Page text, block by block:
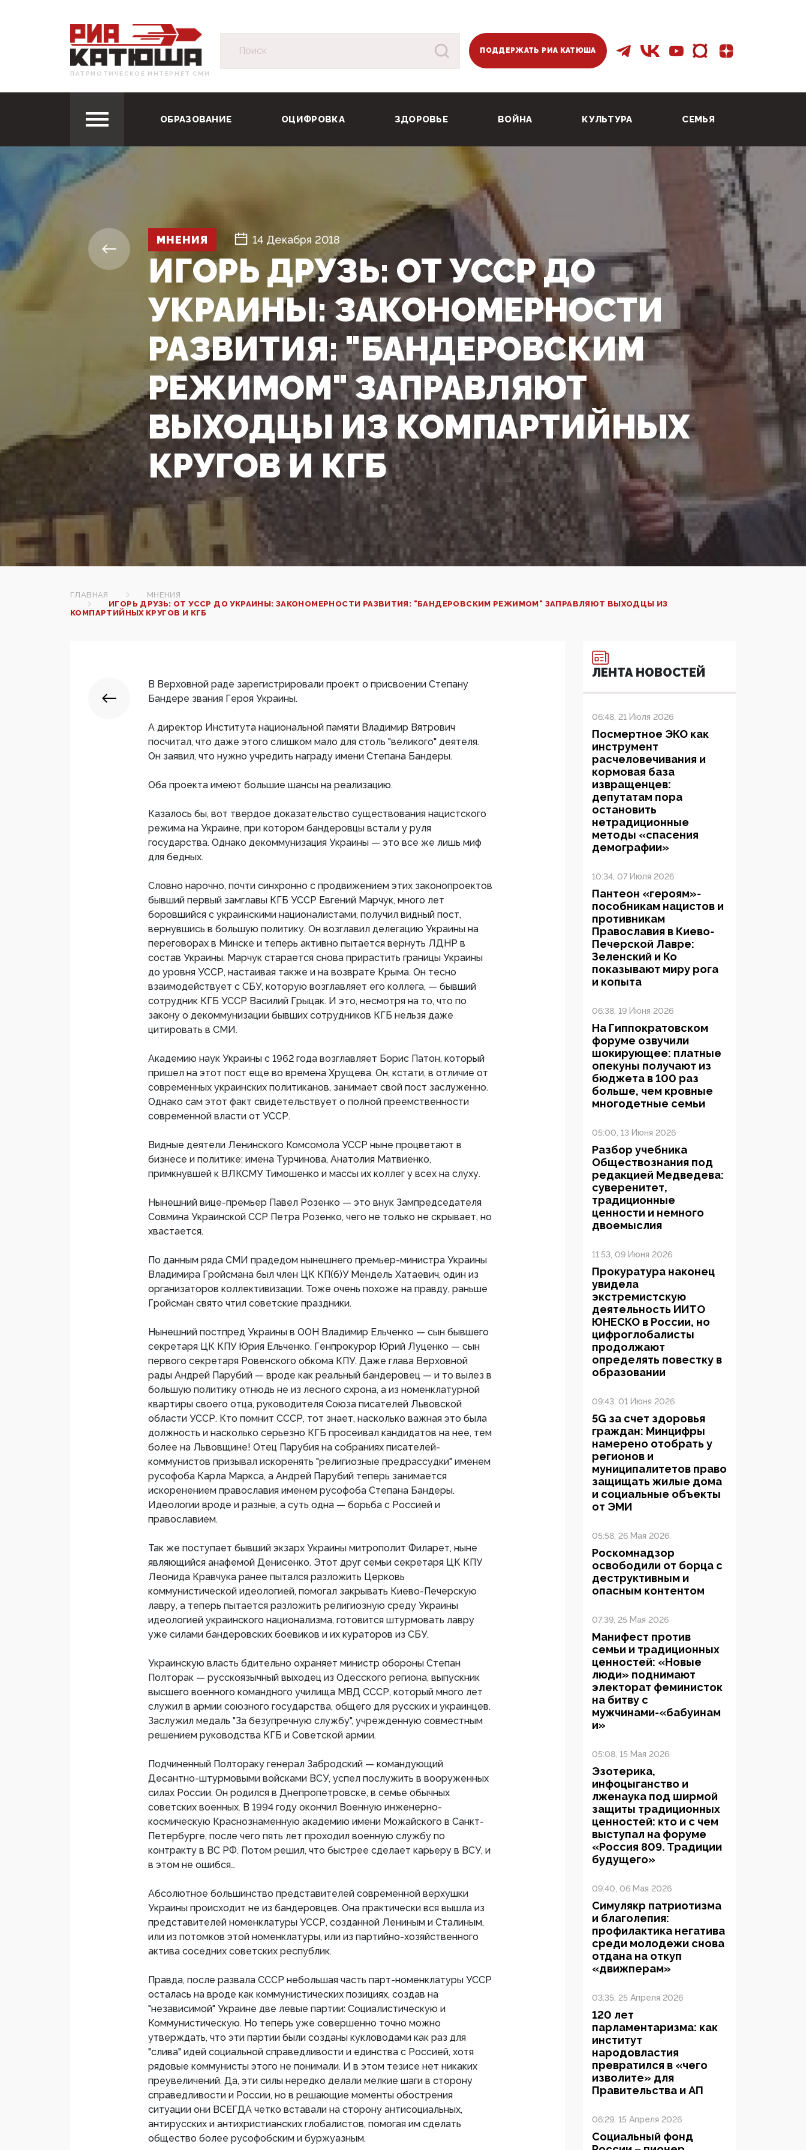
ПАТРИОТИЧЕСКОЕ ИНТЕРНЕТ СМИ
ПОДДЕРЖАТЬ РИА КАТЮША
ОБРАЗОВАНИЕ ОЦИФРОВКА ЗДОРОВЬЕ ВОЙНА КУЛЬТУРА СЕМЬЯ
МНЕНИЯ 14 Декабря 2018
ИГОРЬ ДРУЗЬ: ОТ УССР ДО
УКРАИНЫ: ЗАКОНОМЕРНОСТИ
РАЗВИТИЯ: "БАНДЕРОВСКИМ
РЕЖИМОМ" ЗАПРАВЛЯЮТ
ВЫХОДЦЫ ИЗ КОМПАРТИЙНЫХ
КРУГОВ И КГБ
ГЛАВНАЯ
МНЕНИЯ
ИГОРЬ ДРУЗЬ: ОТ УССР ДО УКРАИНЫ: ЗАКОНОМЕРНОСТИ РАЗВИТИЯ: "БАНДЕРОВСКИМ РЕЖИМОМ" ЗАПРАВЛЯЮТ ВЫХОДЦЫ ИЗ
КОМПАРТИЙНЫХ КРУГОВ И КГБ
В Верховной раде зарегистрировали проект о присвоении Степану
Бандере звания Героя Украины.
А директор Института национальной памяти Владимир Вятрович
посчитал, что даже этого слишком мало для столь "великого" деятеля.
Он заявил, что нужно учредить награду имени Степана Бандеры.
Оба проекта имеют большие шансы на реализацию.
Казалось бы, вот твердое доказательство существования нацистского
режима на Украине, при котором бандеровцы встали у руля
государства. Однако декоммунизация Украины — это все же лишь миф
для бедных.
Словно нарочно, почти синхронно с продвижением этих законопроектов
бывший первый замглавы КГБ УССР Евгений Марчук, много лет
боровшийся с украинскими националистами, получил видный пост,
вернувшись в большую политику. Он возглавил делегацию Украины на
переговорах в Минске и теперь активно пытается вернуть ЛДНР в
состав Украины. Марчук старается снова прирастить границы Украины
до уровня УССР, настаивая также и на возврате Крыма. Он тесно
взаимодействует с СБУ, которую возглавляет его коллега, — бывший
сотрудник КГБ УССР Василий Грыцак. И это, несмотря на то, что по
закону о декоммунизации бывших сотрудников КГБ нельзя даже
цитировать в СМИ.
Академию наук Украины с 1962 года возглавляет Борис Патон, который
пришел на этот пост еще во времена Хрущева. Он, кстати, в отличие от
современных украинских политиканов, занимает свой пост заслуженно.
Однако сам этот факт свидетельствует о полной преемственности
современной власти от УССР.
Видные деятели Ленинского Комсомола УССР ныне процветают в
бизнесе и политике: имена Турчинова, Анатолия Матвиенко,
примкнувшей к ВЛКСМУ Тимошенко и массы их коллег у всех на слуху.
Нынешний вице-премьер Павел Розенко — это внук Зампредседателя
Совмина Украинской ССР Петра Розенко, чего не только не скрывает, но
хвастается.
По данным ряда СМИ прадедом нынешнего премьер-министра Украины
Владимира Гройсмана был член ЦК КП(б)У Мендель Хатаевич, один из
организаторов коллективизации. Тоже очень похоже на правду, раньше
Гройсман свято чтил советские праздники.
Нынешний постпред Украины в ООН Владимир Ельченко — сын бывшего
секретаря ЦК КПУ Юрия Ельченко. Генпрокурор Юрий Луценко — сын
первого секретаря Ровенского обкома КПУ. Даже глава Верховной
рады Андрей Парубий — вроде как реальный бандеровец — и то вылез в
большую политику отнюдь не из лесного схрона, а из номенклатурной
квартиры своего отца, руководителя Союза писателей Львовской
области УССР. Кто помнит СССР, тот знает, насколько важная это была
должность и насколько серьезно КГБ просеивал кандидатов на нее, тем
более на Львовщине! Отец Парубия на собраниях писателей-
коммунистов призывал искоренять "религиозные предрассудки" именем
русофоба Карла Маркса, а Андрей Парубий теперь занимается
искоренением православия именем русофоба Степана Бандеры.
Идеологии вроде и разные, а суть одна — борьба с Россией и
православием.
Так же поступает бывший экзарх Украины митрополит Филарет, ныне
являющийся анафемой Денисенко. Этот друг семьи секретаря ЦК КПУ
Леонида Кравчука ранее пытался разложить Церковь
коммунистической идеологией, помогал закрывать Киево-Печерскую
лавру, а теперь пытается разложить религиозную среду Украины
идеологией украинского национализма, готовится штурмовать лавру
уже силами бандеровских боевиков и их кураторов из СБУ.
Украинскую власть бдительно охраняет министр обороны Степан
Полторак — русскоязычный выходец из Одесского региона, выпускник
высшего военного командного училища МВД СССР, который много лет
служил в армии союзного государства, общего для русских и украинцев.
Заслужил медаль "За безупречную службу", учрежденную совместным
решением руководства КГБ и Советской армии.
Подчиненный Полтораку генерал Забродский — командующий
Десантно-штурмовыми войсками ВСУ, успел послужить в вооруженных
силах России. Он родился в Днепропетровске, в семье обычных
советских военных. В 1994 году окончил Военную инженерно-
космическую Краснознаменную академию имени Можайского в Санкт-
Петербурге, после чего пять лет проходил военную службу по
контракту в ВС РФ. Потом решил, что быстрее сделает карьеру в ВСУ, и
в этом не ошибся…
Абсолютное большинство представителей современной верхушки
Украины происходит не из бандеровцев. Она практически вся вышла из
представителей номенклатуры УССР, созданной Лениным и Сталиным,
или из потомков этой номенклатуры, или из партийно-хозяйственного
актива соседних советских республик.
Правда, после развала СССР небольшая часть парт-номенклатуры УССР
осталась на вроде как коммунистических позициях, создав на
"независимой" Украине две левые партии: Социалистическую и
Коммунистическую. Но теперь уже совершенно точно можно
утверждать, что эти партии были созданы кукловодами как раз для
"слива" идей социальной справедливости и единства с Россией, хотя
рядовые коммунисты этого не понимали. И в этом тезисе нет никаких
преувеличений. Да, эти силы нередко делали мелкие шаги в сторону
справедливости и России, но в решающие моменты обострения
ситуации они ВСЕГДА четко вставали на сторону антисоциальных,
антирусских и антихристианских глобалистов, помогая им сделать
общество более русофобским и буржуазным.
ЛЕНТА НОВОСТЕЙ
06:48, 21 Июля 2026
Посмертное ЭКО как
инструмент
расчеловечивания и
кормовая база
извращенцев:
депутатам пора
остановить
нетрадиционные
методы «спасения
демографии»
10:34, 07 Июля 2026
Пантеон «героям»-
пособникам нацистов и
противникам
Православия в Киево-
Печерской Лавре:
Зеленский и Ко
показывают миру рога
и копыта
06:38, 19 Июня 2026
На Гиппократовском
форуме озвучили
шокирующее: платные
опекуны получают из
бюджета в 100 раз
больше, чем кровные
многодетные семьи
05:00, 13 Июня 2026
Разбор учебника
Обществознания под
редакцией Медведева:
суверенитет,
традиционные
ценности и немного
двоемыслия
11:53, 09 Июня 2026
Прокуратура наконец
увидела
экстремистскую
деятельность ИИТО
ЮНЕСКО в России, но
цифроглобалисты
продолжают
определять повестку в
образовании
09:43, 01 Июня 2026
5G за счет здоровья
граждан: Минцифры
намерено отобрать у
регионов и
муниципалитетов право
защищать жилые дома
и социальные объекты
от ЭМИ
05:58, 26 Мая 2026
Роскомнадзор
освободили от борца с
деструктивным и
опасным контентом
07:39, 25 Мая 2026
Манифест против
семьи и традиционных
ценностей: «Новые
люди» поднимают
электорат феминисток
на битву с
мужчинами-«бабуинам
и»
05:08, 15 Мая 2026
Эзотерика,
инфоцыганство и
лженаука под ширмой
защиты традиционных
ценностей: кто и с чем
выступал на форуме
«Россия 809. Традиции
будущего»
09:40, 06 Мая 2026
Симулякр патриотизма
и благолепия:
профилактика негатива
среди молодежи снова
отдана на откуп
«движперам»
03:35, 25 Апреля 2026
120 лет
парламентаризма: как
институт
народовластия
превратился в «чего
изволите» для
Правительства и АП
06:29, 15 Апреля 2026
Социальный фонд